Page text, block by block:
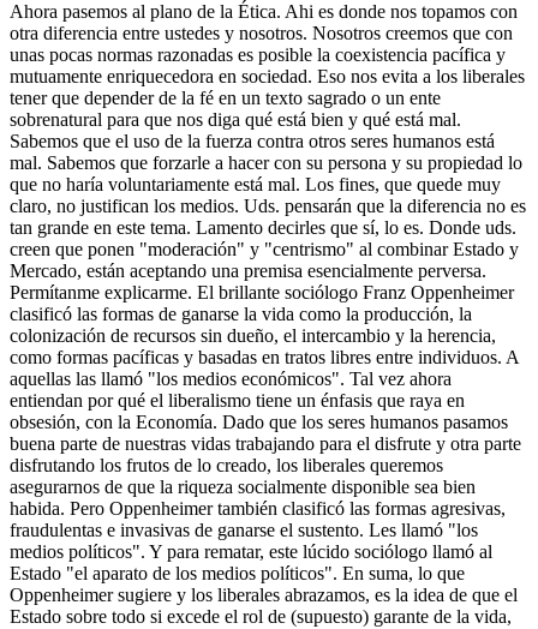
Ahora pasemos al plano de la Ética. Ahi es donde nos topamos con
otra diferencia entre ustedes y nosotros. Nosotros creemos que con
unas pocas normas razonadas es posible la coexistencia pacífica y
mutuamente enriquecedora en sociedad. Eso nos evita a los liberales
tener que depender de la fé en un texto sagrado o un ente
sobrenatural para que nos diga qué está bien y qué está mal.
Sabemos que el uso de la fuerza contra otros seres humanos está
mal. Sabemos que forzarle a hacer con su persona y su propiedad lo
que no haría voluntariamente está mal. Los fines, que quede muy
claro, no justifican los medios. Uds. pensarán que la diferencia no es
tan grande en este tema. Lamento decirles que sí, lo es. Donde uds.
creen que ponen "moderación" y "centrismo" al combinar Estado y
Mercado, están aceptando una premisa esencialmente perversa.
Permítanme explicarme. El brillante sociólogo Franz Oppenheimer
clasificó las formas de ganarse la vida como la producción, la
colonización de recursos sin dueño, el intercambio y la herencia,
como formas pacíficas y basadas en tratos libres entre individuos. A
aquellas las llamó "los medios económicos". Tal vez ahora
entiendan por qué el liberalismo tiene un énfasis que raya en
obsesión, con la Economía. Dado que los seres humanos pasamos
buena parte de nuestras vidas trabajando para el disfrute y otra parte
disfrutando los frutos de lo creado, los liberales queremos
asegurarnos de que la riqueza socialmente disponible sea bien
habida. Pero Oppenheimer también clasificó las formas agresivas,
fraudulentas e invasivas de ganarse el sustento. Les llamó "los
medios políticos". Y para rematar, este lúcido sociólogo llamó al
Estado "el aparato de los medios políticos". En suma, lo que
Oppenheimer sugiere y los liberales abrazamos, es la idea de que el
Estado sobre todo si excede el rol de (supuesto) garante de la vida,